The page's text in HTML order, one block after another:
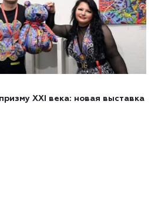
XXI века: новая выставка